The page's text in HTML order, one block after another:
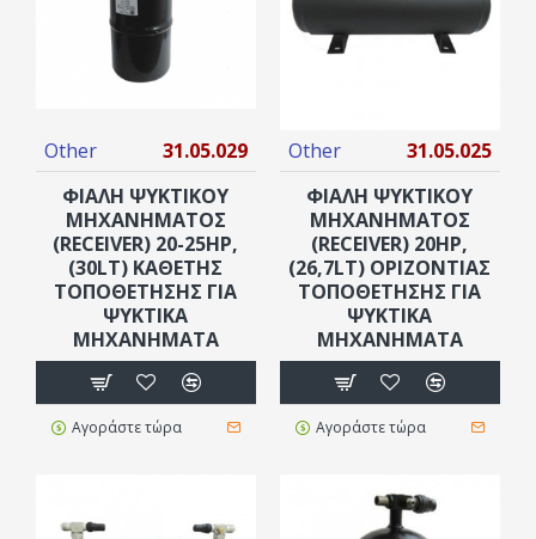
Other
31.05.029
ΦΙΆΛΗ ΨΥΚΤΙΚΟΎ
ΜΗΧΑΝΉΜΑΤΟΣ
(RECEIVER) 20-25HP,
(30LT) ΚΆΘΕΤΗΣ
ΤΟΠΟΘΈΤΗΣΗΣ ΓΙΑ
ΨΥΚΤΙΚΆ
ΜΗΧΑΝΉΜΑΤΑ
Αγοράστε τώρα
Other
31.05.025
ΦΙΑΛΗ ΨΥΚΤΙΚΟΥ
ΜΗΧΑΝΗΜΑΤΟΣ
(RECEIVER) 20ΗΡ,
(26,7LT) ΟΡΙΖΟΝΤΙΑΣ
ΤΟΠΟΘΕΤΗΣΗΣ ΓΙΑ
ΨΥΚΤΙΚΑ
ΜΗΧΑΝΗΜΑΤΑ
Αγοράστε τώρα